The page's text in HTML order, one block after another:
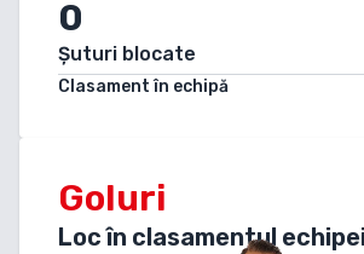
0
Șuturi blocate
Clasament în echipă
Goluri
Loc în clasamentul